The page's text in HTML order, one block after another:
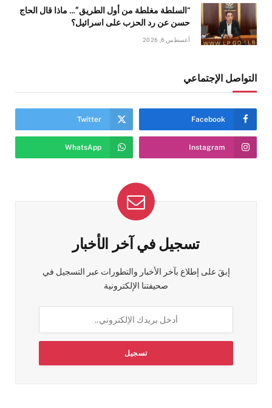
“السلطة مغلطة من أول الطريق”… ماذا قال الحاج
حسن عن رد الحزب على اسرائيل؟
أغسطس 6, 2026
التواصل الإجتماعي
Facebook
Twitter
Instagram
WhatsApp
تسجيل في آخر الأخبار
إبقَ على إطلاع بآخر الأخبار والتطورات عبر التسجيل في
صحيفتنا الإلكترونية